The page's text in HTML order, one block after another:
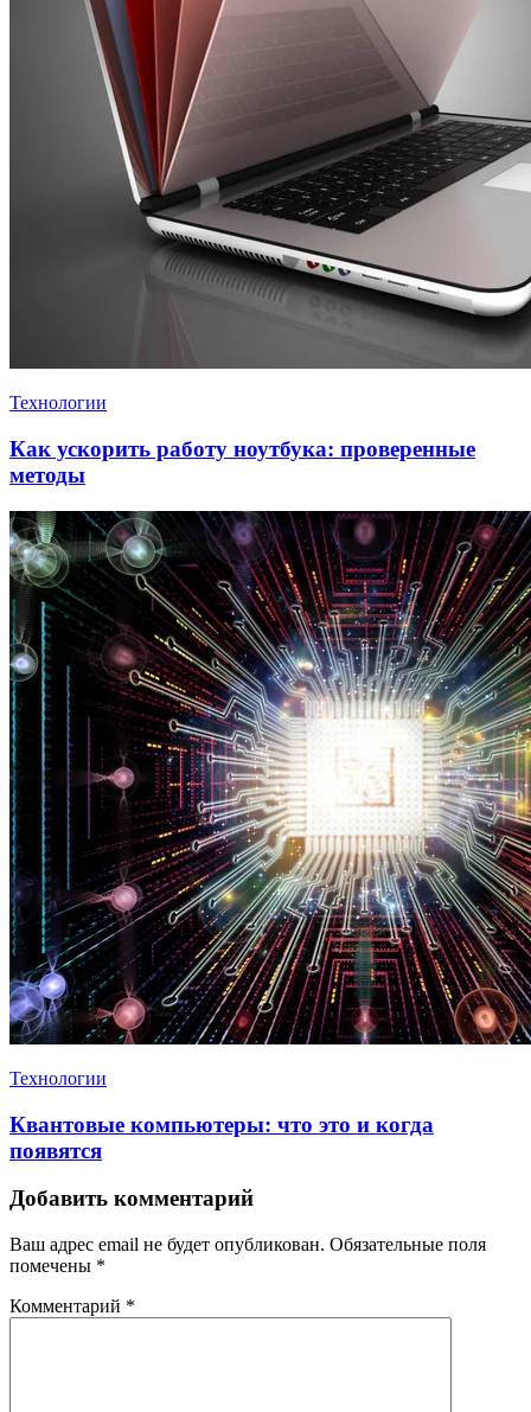
Технологии
Как ускорить работу ноутбука: проверенные
методы
Технологии
Квантовые компьютеры: что это и когда
появятся
Добавить комментарий
Ваш адрес email не будет опубликован. Обязательные поля
помечены *
Комментарий *